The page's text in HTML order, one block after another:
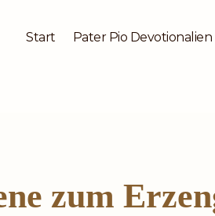
Start Pater Pio Devotionalien
zum